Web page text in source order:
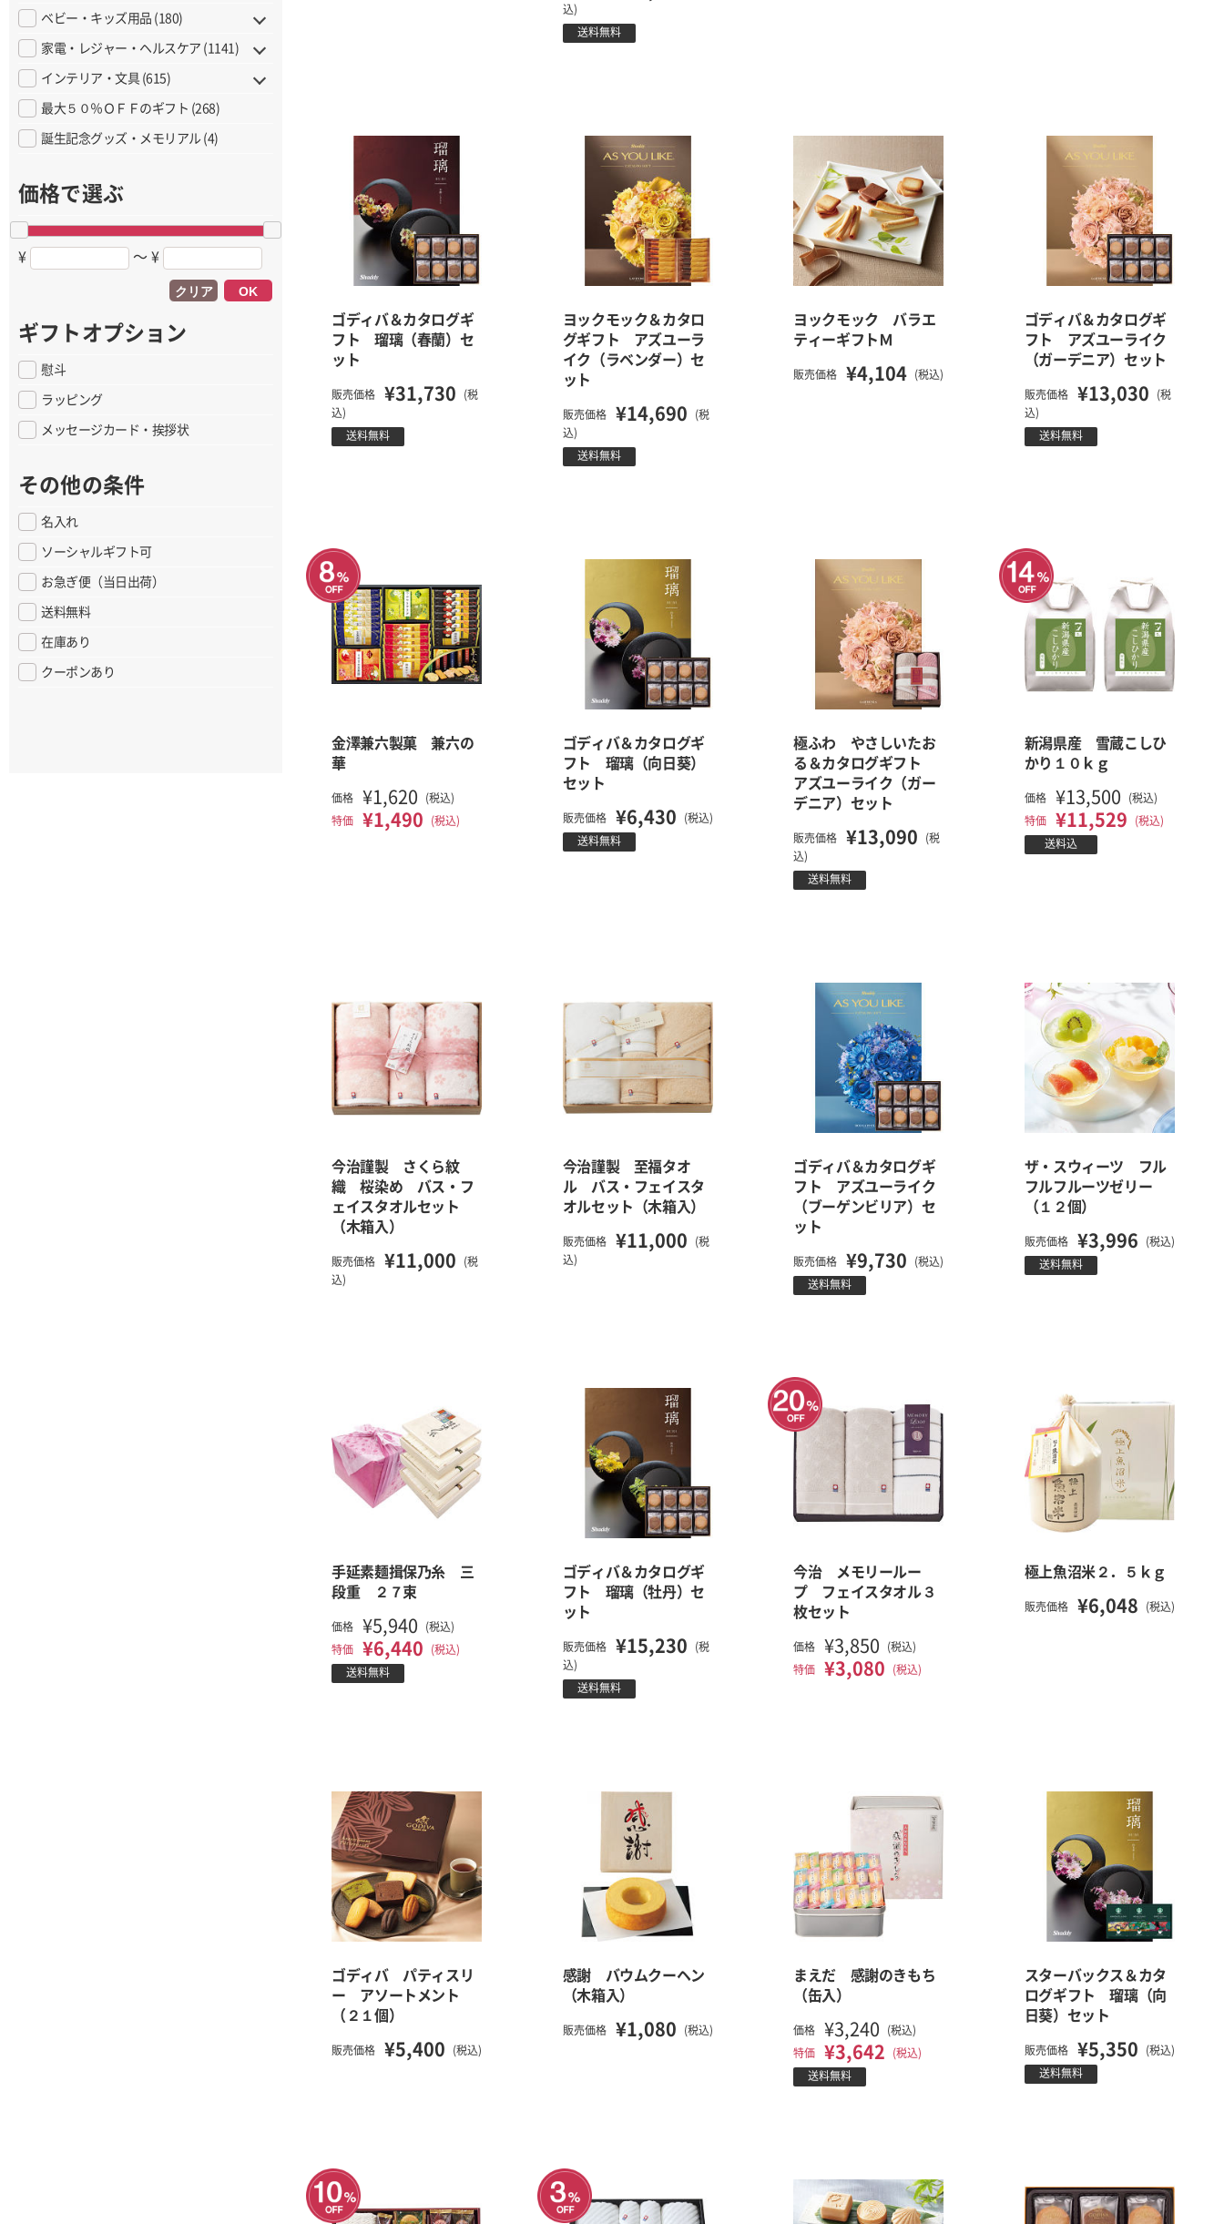
込)
送料無料
ゴディバ＆カタログギ
フト 瑠璃（春蘭）セ
ット
販売価格 ¥31,730
(税
込)
送料無料
ヨックモック＆カタロ
グギフト アズユーラ
イク（ラベンダー）セ
ット
販売価格 ¥14,690
(税
込)
送料無料
ヨックモック バラエ
ティーギフトＭ
販売価格 ¥4,104 (税込)
ゴディバ＆カタログギ
フト アズユーライク
（ガーデニア）セット
販売価格 ¥13,030
(税
込)
送料無料
金澤兼六製菓 兼六の
華
価格 ¥1,620 (税込)
特価 ¥1,490 (税込)
ゴディバ＆カタログギ
フト 瑠璃（向日葵）
セット
販売価格 ¥6,430 (税込)
送料無料
極ふわ やさしいたお
る＆カタログギフト
アズユーライク（ガー
デニア）セット
販売価格 ¥13,090
(税
込)
送料無料
新潟県産 雪蔵こしひ
かり１０ｋｇ
価格 ¥13,500 (税込)
特価 ¥11,529 (税込)
送料込
今治謹製 さくら紋
織 桜染め バス・フ
ェイスタオルセット
（木箱入）
販売価格 ¥11,000
(税
込)
今治謹製 至福タオ
ル バス・フェイスタ
オルセット（木箱入）
販売価格 ¥11,000
(税
込)
ゴディバ＆カタログギ
フト アズユーライク
（ブーゲンビリア）セ
ット
販売価格 ¥9,730 (税込)
送料無料
ザ・スウィーツ フル
フルフルーツゼリー
（１２個）
販売価格 ¥3,996 (税込)
送料無料
手延素麺揖保乃糸 三
段重 ２７束
価格 ¥5,940 (税込)
特価 ¥6,440 (税込)
送料無料
ゴディバ＆カタログギ
フト 瑠璃（牡丹）セ
ット
販売価格 ¥15,230
(税
込)
送料無料
今治 メモリールー
プ フェイスタオル３
枚セット
価格 ¥3,850 (税込)
特価 ¥3,080 (税込)
極上魚沼米２．５ｋｇ
販売価格 ¥6,048 (税込)
ゴディバ パティスリ
ー アソートメント
（２１個）
販売価格 ¥5,400 (税込)
感謝 バウムクーヘン
（木箱入）
販売価格 ¥1,080 (税込)
まえだ 感謝のきもち
（缶入）
価格 ¥3,240 (税込)
特価 ¥3,642 (税込)
送料無料
スターバックス＆カタ
ログギフト 瑠璃（向
日葵）セット
販売価格 ¥5,350 (税込)
送料無料
ベビー・キッズ用品 (180)
家電・レジャー・ヘルスケア (1141)
インテリア・文具 (615)
最大５０％ＯＦＦのギフト (268)
誕生記念グッズ・メモリアル (4)
価格で選ぶ
¥ 〜 ¥
OK
クリア
ギフトオプション
慰斗
ラッピング
メッセージカード・挨拶状
その他の条件
名入れ
ソーシャルギフト可
お急ぎ便（当日出荷）
送料無料
在庫あり
クーポンあり